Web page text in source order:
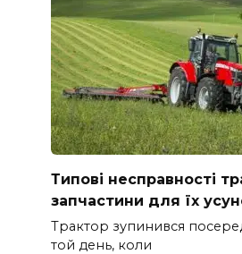
Типові несправності
запчастини для їх
Трактор зупинився
той день, коли